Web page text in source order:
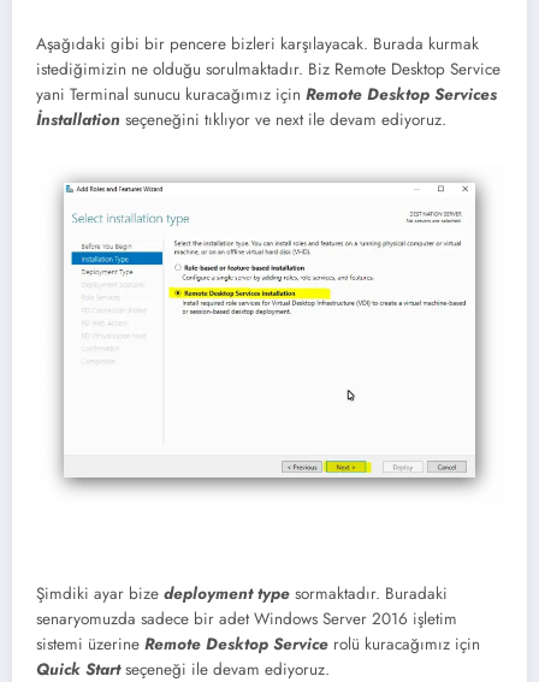
Aşağıdaki gibi bir pencere bizleri karşılayacak. Burada kurmak
istediğimizin ne olduğu sorulmaktadır. Biz Remote Desktop Service
yani Terminal sunucu kuracağımız için Remote Desktop Services
İnstallation seçeneğini tıklıyor ve next ile devam ediyoruz.
Şimdiki ayar bize deployment type sormaktadır. Buradaki
senaryomuzda sadece bir adet Windows Server 2016 işletim
sistemi üzerine Remote Desktop Service rolü kuracağımız için
Quick Startseçeneği ile devam ediyoruz.